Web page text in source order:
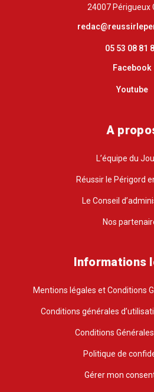
24007 Périgueux
05 53 08 81
Facebook
Youtube
A
L’équipe du
Réussir le Périgord
Le Conseil
Nos
Informations
Mentions légales et Conditions
Conditions générales
Conditions
Politique de
Gérer mon